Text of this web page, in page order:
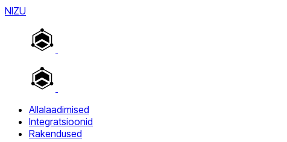
NIZU
Allalaadimised
Integratsioonid
Rakendused